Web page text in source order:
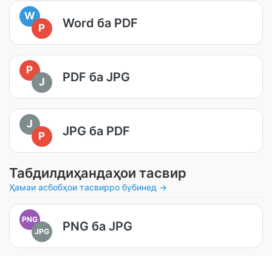
W
P
Word ба PDF
P
J
PDF ба JPG
J
P
JPG ба PDF
Табдилдиҳандаҳои тасвир
Ҳамаи асбобҳои тасвирро бубинед →
PNG
JPG
PNG ба JPG